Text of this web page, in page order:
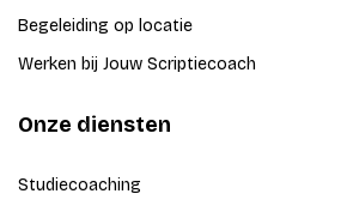
Begeleiding op locatie
Werken bij Jouw Scriptiecoach
Onze diensten
Studiecoaching